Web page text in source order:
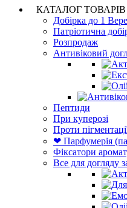
КАТАЛОГ ТОВАРІВ
Добірка до 1
Патріотична
Розпродаж
Антивіковий
Пептиди
При куперозі
Проти
❤ Парфумерія
Фіксатори
Все для догляду